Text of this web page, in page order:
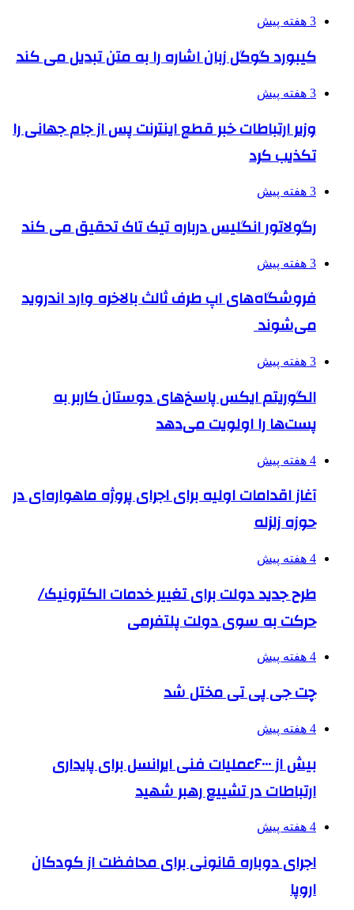
3 هفته پیش
کیبورد گوگل زبان اشاره را به متن تبدیل می کند
3 هفته پیش
وزیر ارتباطات خبر قطع اینترنت پس از جام جهانی را
تکذیب کرد
3 هفته پیش
رگولاتور انگلیس درباره تیک تاک تحقیق می کند
3 هفته پیش
فروشگاه‌های اپ طرف ثالث بالاخره وارد اندروید
می‌شوند
3 هفته پیش
الگوریتم ایکس پاسخ‌های دوستان کاربر به
پست‌ها را اولویت می‌دهد
4 هفته پیش
آغاز اقدامات اولیه برای اجرای پروژه ماهواره‌ای در
حوزه زلزله
4 هفته پیش
طرح جدید دولت برای تغییر خدمات الکترونیک/
حرکت به سوی دولت پلتفرمی
4 هفته پیش
چت جی پی تی مختل شد
4 هفته پیش
بیش از ۶۰۰۰عملیات فنی ایرانسل برای پایداری
ارتباطات در تشییع رهبر شهید
4 هفته پیش
اجرای دوباره قانونی برای محافظت از کودکان
اروپا